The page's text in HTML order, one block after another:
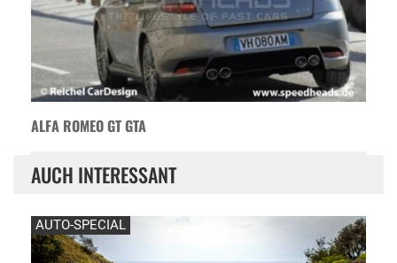
ALFA ROMEO GT GTA
AUCH INTERESSANT
AUTO-SPECIAL